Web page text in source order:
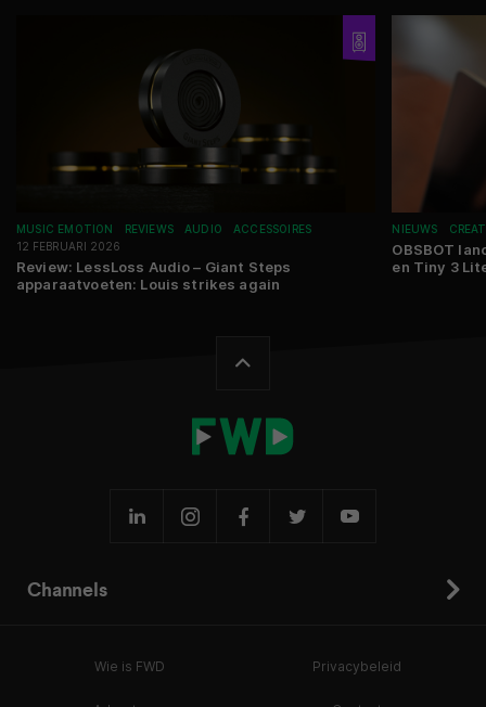
MUSIC EMOTION REVIEWS AUDIO
ACCESSOIRES
12 FEBRUARI 2026
Review: LessLoss Audio – Giant Steps
apparaatvoeten: Louis strikes again
NIEUWS
OBSBOT
en Tiny 3
Channels
Wie is FWD Privacybeleid